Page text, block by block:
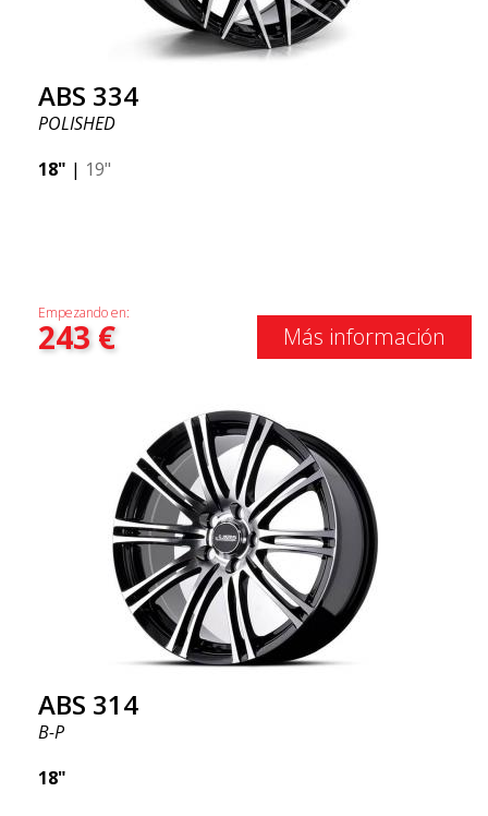
ABS 334
POLISHED
18" | 19"
Empezando en:
243€ Más información
ABS 314
B-P
18"